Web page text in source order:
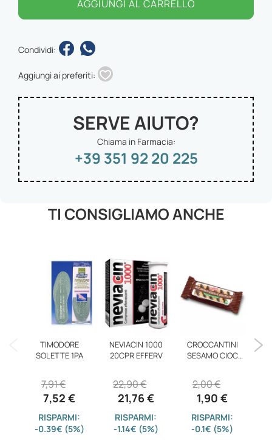
AGGIUNGI AL CARRELLO
Condividi:
Aggiungi ai preferiti:
SERVE AIUTO?
Chiama in Farmacia:
+39 351 92 20 225
TI CONSIGLIAMO ANCHE
TIMODORE
SOLETTE 1PA
7,52 €
7,91 €
RISPARMI:
-0.39€ (5%)
NEVIACIN 1000
20CPR EFFERV
21,76 €
22,90 €
RISPARMI:
-1.14€ (5%)
CROCCANTINI
SESAMO CIOC
1,90 €
2,00 €
RISPARMI:
-0.1€ (5%)